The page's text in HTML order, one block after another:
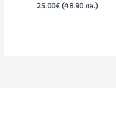
25.00€ (48.90 лв.)